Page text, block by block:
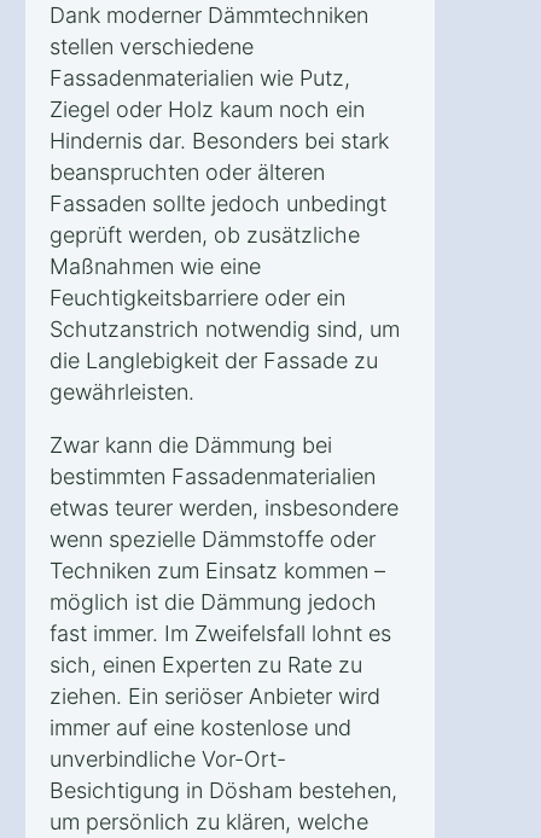
Dank moderner Dämmtechniken
stellen verschiedene
Fassadenmaterialien wie Putz,
Ziegel oder Holz kaum noch ein
Hindernis dar. Besonders bei stark
beanspruchten oder älteren
Fassaden sollte jedoch unbedingt
geprüft werden, ob zusätzliche
Maßnahmen wie eine
Feuchtigkeitsbarriere oder ein
Schutzanstrich notwendig sind, um
die Langlebigkeit der Fassade zu
gewährleisten.
Zwar kann die Dämmung bei
bestimmten Fassadenmaterialien
etwas teurer werden, insbesondere
wenn spezielle Dämmstoffe oder
Techniken zum Einsatz kommen –
möglich ist die Dämmung jedoch
fast immer. Im Zweifelsfall lohnt es
sich, einen Experten zu Rate zu
ziehen. Ein seriöser Anbieter wird
immer auf eine kostenlose und
unverbindliche Vor-Ort-
Besichtigung in Dösham bestehen,
um persönlich zu klären, welche